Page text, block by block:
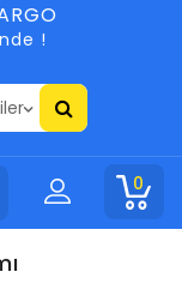
!
0